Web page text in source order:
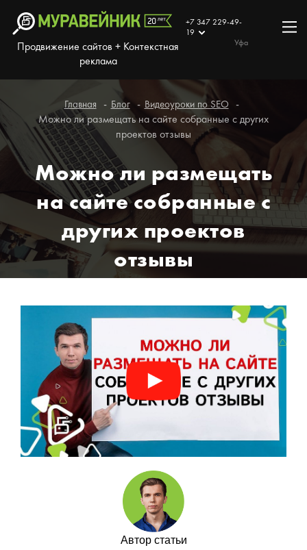
Продвижение сайтов + Контекстная
реклама
+7 347 229-49-
19
Уфа
Главная Блог Видеоуроки по SEO
Можно ли размещать на сайте собранные с других
проектов отзывы
Можно ли размещать
на сайте собранные с
других проектов
отзывы
Автор статьи